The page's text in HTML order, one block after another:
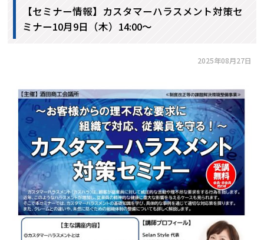
【セミナー情報】カスタマーハラスメント対策セ
ミナー10月9日（木）14:00～
2025年08月27日